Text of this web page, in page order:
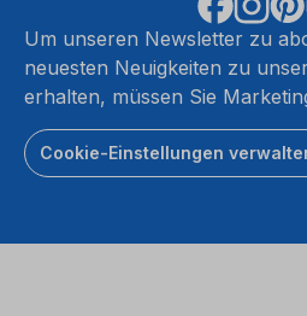
Um unseren Newsletter zu
neuesten Neuigkeiten zu
erhalten, müssen Sie
Cookie-Einstellungen